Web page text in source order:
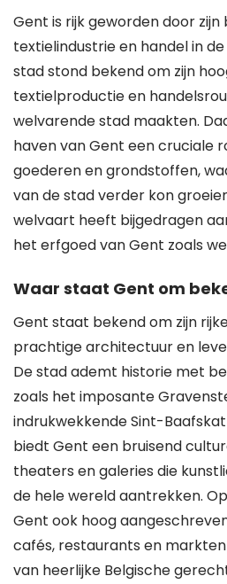
Gent is rijk geworden door zijn
textielindustrie en handel in
stad stond bekend om zijn
textielproductie en
welvarende stad maakten.
haven van Gent een cruciale
goederen en grondstoffen,
van de stad verder kon
welvaart heeft bijgedragen
het erfgoed van Gent zoals
Waar staat Gent om
Gent staat bekend om zijn
prachtige architectuur en
De stad ademt historie met
zoals het imposante
indrukwekkende Sint-
biedt Gent een bruisend
theaters en galeries die
de hele wereld aantrekken.
Gent ook hoog
cafés, restaurants en
van heerlijke Belgische